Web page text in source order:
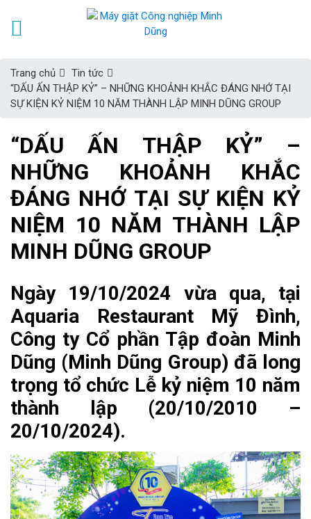
Trang chủ
Tin tức
“DẤU ẤN THẬP KỶ” – NHỮNG KHOẢNH KHẮC ĐÁNG NHỚ TẠI
SỰ KIỆN KỶ NIỆM 10 NĂM THÀNH LẬP MINH DŨNG GROUP
“DẤU ẤN THẬP KỶ” –
NHỮNG KHOẢNH KHẮC
ĐÁNG NHỚ TẠI SỰ KIỆN KỶ
NIỆM 10 NĂM THÀNH LẬP
MINH DŨNG GROUP
Ngày 19/10/2024 vừa qua, tại
Aquaria Restaurant Mỹ Đình,
Công ty Cổ phần Tập đoàn Minh
Dũng (Minh Dũng Group) đã long
trọng tổ chức Lễ kỷ niệm 10 năm
thành lập (20/10/2010 –
20/10/2024).